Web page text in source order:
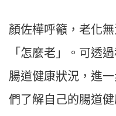
顏佐樺呼籲，老化
「怎麼老」。可透
腸道健康狀況，進
們了解自己的腸道健